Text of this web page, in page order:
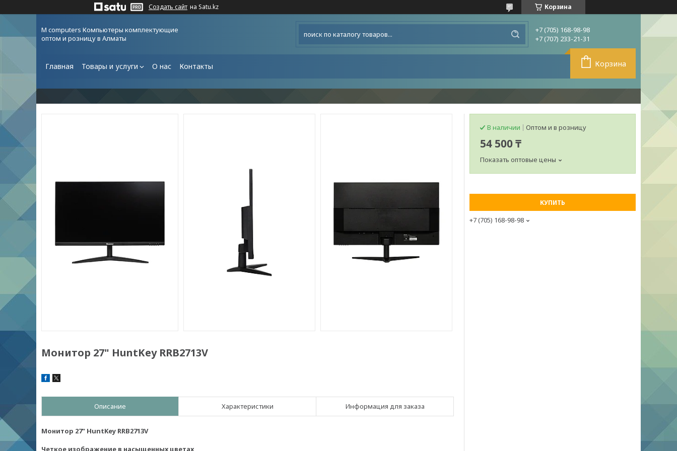
Создать сайт на Satu.kz Корзина
M computers Компьютеры комплектующие
оптом и розницу в Алматы
+7 (705) 168-98-98
+7 (707) 233-21-31
Главная Товары и услуги О нас Контакты Корзина
Монитор 27" HuntKey RRB2713V
Описание Характеристики Информация для заказа
Монитор 27" HuntKey RRB2713V
Четкое изображение в насыщенных цветах
В наличии Оптом и в розницу
54 500 ₸
Показать оптовые цены
КУПИТЬ
+7 (705) 168-98-98